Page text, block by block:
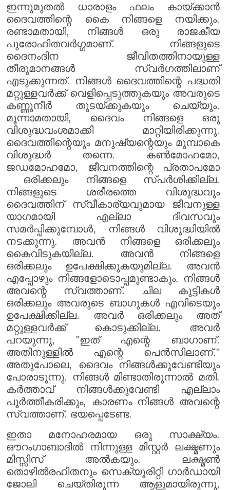
ഇന്നുമുതൽ ധാരാളം ഫലം കായ്ക്കാൻ
ദൈവത്തിന്റെ കൈ നിങ്ങളെ നയിക്കും.
രണ്ടാമതായി, നിങ്ങൾ ഒരു രാജകീയ
പുരോഹിതവർഗ്ഗമാണ്. നിങ്ങളുടെ
ദൈനംദിന ജീവിതത്തിനായുള്ള
തീരുമാനങ്ങൾ സ്വർഗത്തിലാണ്
എടുക്കുന്നത്. നിങ്ങൾ ദൈവത്തിന്റെ പദ്ധതി
മറ്റുള്ളവർക്ക് വെളിപ്പെടുത്തുകയും അവരുടെ
കണ്ണുനീർ തുടയ്ക്കുകയും ചെയ്യും.
മൂന്നാമതായി, ദൈവം നിങ്ങളെ ഒരു
വിശുദ്ധവംശമാക്കി മാറ്റിയിരിക്കുന്നു.
ദൈവത്തിന്റെയും മനുഷ്യന്റെയും മുമ്പാകെ
വിശുദ്ധർ തന്നെ. കൺമോഹമോ,
ജഡമോഹമോ, ജീവനത്തിന്റെ പ്രതാപമോ
ഒരിക്കലും നിങ്ങളെ സ്പർശിക്കില്ല.
നിങ്ങളുടെ ശരീരത്തെ വിശുദ്ധവും
ദൈവത്തിന് സ്വീകാര്യവുമായ ജീവനുള്ള
യാഗമായി എല്ലാ ദിവസവും
സമർപ്പിക്കുമ്പോൾ, നിങ്ങൾ വിശുദ്ധിയിൽ
നടക്കുന്നു. അവൻ നിങ്ങളെ ഒരിക്കലും
കൈവിടുകയില്ല. അവൻ നിങ്ങളെ
ഒരിക്കലും ഉപേക്ഷിക്കുകയുമില്ല. അവൻ
എപ്പോഴും നിങ്ങളോടൊപ്പമുണ്ടാകും. നിങ്ങൾ
അവന്റെ സ്വത്താണ്. ചില കുട്ടികൾ
ഒരിക്കലും അവരുടെ ബാഗുകൾ എവിടെയും
ഉപേക്ഷിക്കില്ല. അവർ ഒരിക്കലും അത്
മറ്റുള്ളവർക്ക് കൊടുക്കില്ല. അവർ
പറയുന്നു, "ഇത് എന്റെ ബാഗാണ്.
അതിനുള്ളിൽ എന്റെ പെൻസിലാണ്."
അതുപോലെ, ദൈവം നിങ്ങൾക്കുവേണ്ടിയും
പോരാടുന്നു. നിങ്ങൾ മിണ്ടാതിരുന്നാൽ മതി.
കർത്താവ് നിങ്ങൾക്കുവേണ്ടി എല്ലാം
പൂർത്തീകരിക്കും, കാരണം നിങ്ങൾ അവന്റെ
സ്വത്താണ്. ഭയപ്പെടേണ്ട.
ഇതാ മനോഹരമായ ഒരു സാക്ഷ്യം.
ഔറംഗാബാദിൽ നിന്നുള്ള മിസ്റ്റർ ലക്ഷ്മണും
മിസ്സിസ് അൽകയും. ലക്ഷ്മൺ
തൊഴിൽരഹിതനും സെക്യൂരിറ്റി ഗാർഡായി
ജോലി ചെയ്തിരുന്ന ആളുമായിരുന്നു,